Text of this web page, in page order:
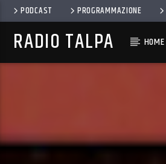
PODCAST PROGRAMMAZIONE
RADIO TALPA HOME